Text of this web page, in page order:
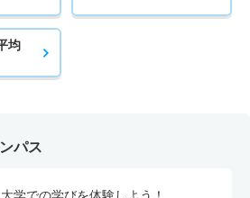
均
パス